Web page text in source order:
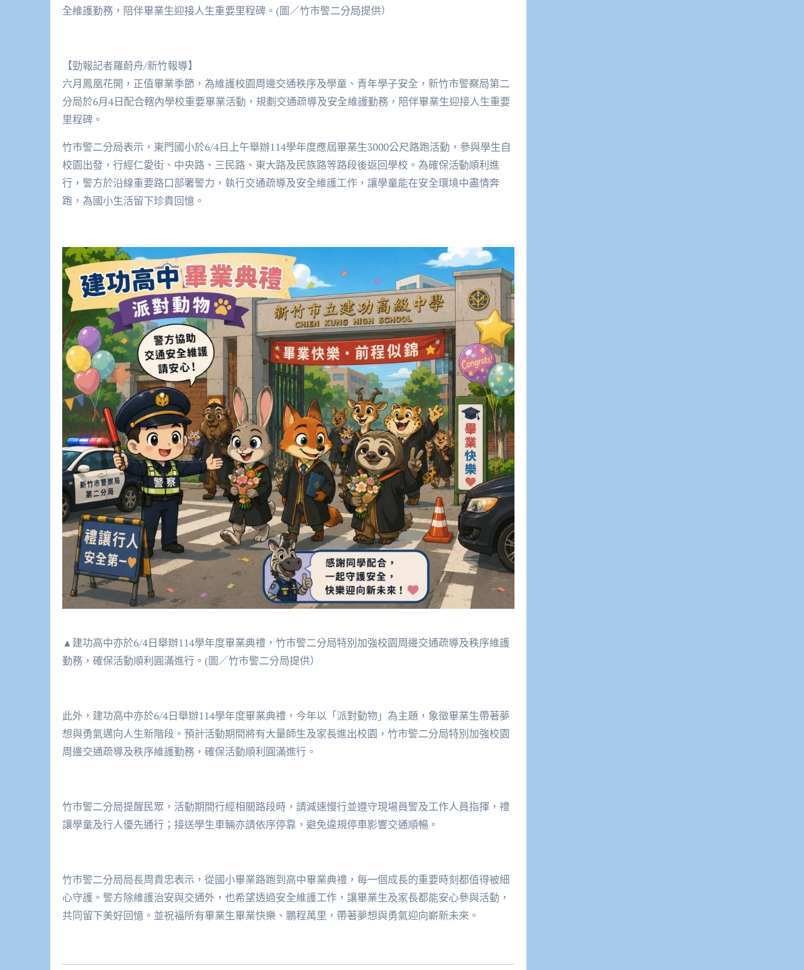
全維護勤務，陪伴畢業生迎接人生重要里程碑。(圖／竹市警二分局提供）
【勁報記者羅蔚舟/新竹報導】
六月鳳凰花開，正值畢業季節，為維護校園周邊交通秩序及學童、青年學子安全，新竹市警察局第二
分局於6月4日配合轄內學校重要畢業活動，規劃交通疏導及安全維護勤務，陪伴畢業生迎接人生重要
里程碑。
竹市警二分局表示，東門國小於6/4日上午舉辦114學年度應屆畢業生3000公尺路跑活動，參與學生自
校園出發，行經仁愛街、中央路、三民路、東大路及民族路等路段後返回學校。為確保活動順利進
行，警方於沿線重要路口部署警力，執行交通疏導及安全維護工作，讓學童能在安全環境中盡情奔
跑，為國小生活留下珍貴回憶。
▲建功高中亦於6/4日舉辦114學年度畢業典禮，竹市警二分局特別加強校園周邊交通疏導及秩序維護
勤務，確保活動順利圓滿進行。(圖／竹市警二分局提供）
此外，建功高中亦於6/4日舉辦114學年度畢業典禮，今年以「派對動物」為主題，象徵畢業生帶著夢
想與勇氣邁向人生新階段。預計活動期間將有大量師生及家長進出校園，竹市警二分局特別加強校園
周邊交通疏導及秩序維護勤務，確保活動順利圓滿進行。
竹市警二分局提醒民眾，活動期間行經相關路段時，請減速慢行並遵守現場員警及工作人員指揮，禮
讓學童及行人優先通行；接送學生車輛亦請依序停靠，避免違規停車影響交通順暢。
竹市警二分局局長周貴忠表示，從國小畢業路跑到高中畢業典禮，每一個成長的重要時刻都值得被細
心守護。警方除維護治安與交通外，也希望透過安全維護工作，讓畢業生及家長都能安心參與活動，
共同留下美好回憶。並祝福所有畢業生畢業快樂、鵬程萬里，帶著夢想與勇氣迎向嶄新未來。